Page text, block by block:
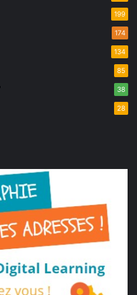
199
174
134
85
38
28